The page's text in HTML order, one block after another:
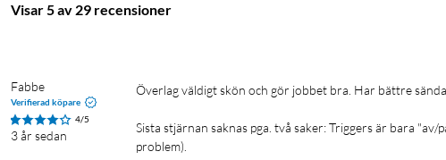
Visar 5 av 29 recensioner
Fabbe
Verifierad köpare
4/5
3 år sedan
Överlag väldigt skön och gör jobbet bra. Har bättre sändare än Joy-Cons.
Sista stjärnan saknas pga. två saker: Triggers är bara
problem).